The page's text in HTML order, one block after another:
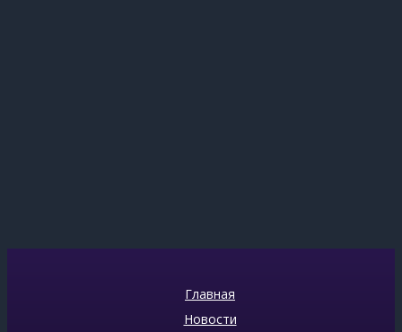
Главная
Новости